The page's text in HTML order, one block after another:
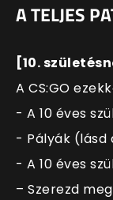
A TELJES
[10.
A CS:GO
- A 10 éves
- Pályák (lásd
- A 10 éves
– Szerezd